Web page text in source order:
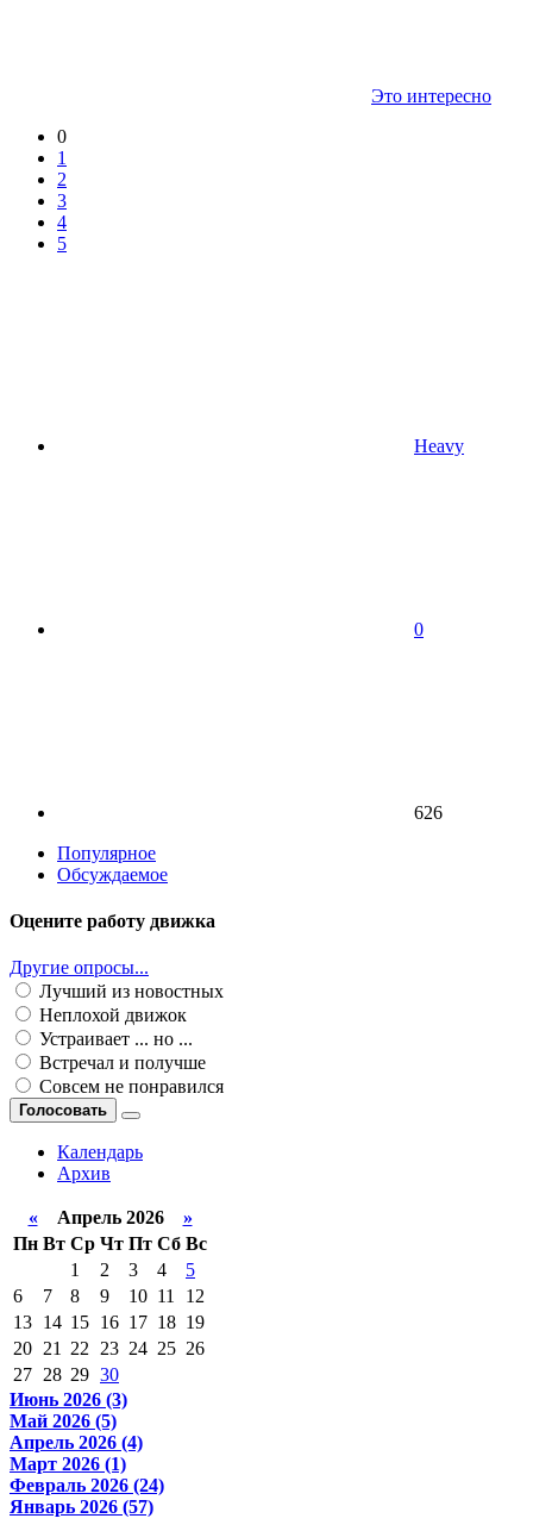
Это интересно
0
1
2
3
4
5
Heavy
0
626
Популярное
Обсуждаемое
Оцените работу движка
Другие опросы...
Лучший из новостных
Неплохой движок
Устраивает ... но ...
Встречал и получше
Совсем не понравился
Голосовать
Календарь
Архив
«Апрель 2026 »
Пн Вт Ср Чт Пт Сб Вс
1
2 3 4
5
6
7 8 9 10 11
12
13 14 15 16 17 18 19
20 21 22 23 24 25 26
27 28 29 30
Июнь 2026 (3)
Май 2026 (5)
Апрель 2026 (4)
Март 2026 (1)
Февраль 2026 (24)
Январь 2026 (57)